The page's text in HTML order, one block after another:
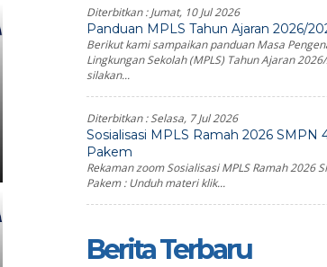
Diterbitkan :Jumat, 10 Jul 2026
Panduan MPLS Tahun Ajaran 2026/
Berikut kami sampaikan panduan Masa
Lingkungan Sekolah (MPLS) Tahun Ajaran
silakan...
Diterbitkan :Selasa, 7 Jul 2026
Sosialisasi MPLS Ramah 2026 SMPN
Pakem
Rekaman zoom Sosialisasi MPLS Ramah 2026
Pakem : Unduh materi klik...
Berita Terbaru